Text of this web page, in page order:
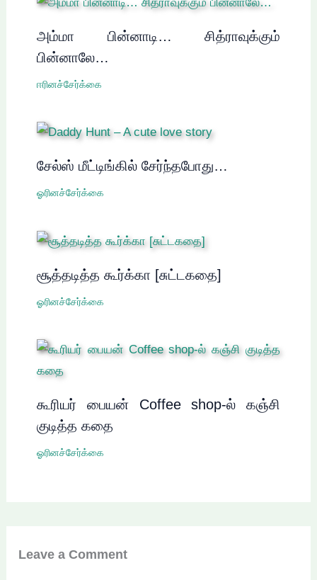
அம்மா பின்னாடி… சித்ராவுக்கும்
பின்னாலே…
ஈரினச்சேர்க்கை
சேல்ஸ் மீட்டிங்கில் சேர்ந்தபோது…
ஓரினச்சேர்க்கை
சூத்தடித்த கூர்க்கா [சுட்டகதை]
ஓரினச்சேர்க்கை
கூரியர் பையன் Coffee shop-ல் கஞ்சி
குடித்த கதை
ஓரினச்சேர்க்கை
Leave a Comment